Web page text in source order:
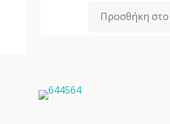
Προσθήκη στο